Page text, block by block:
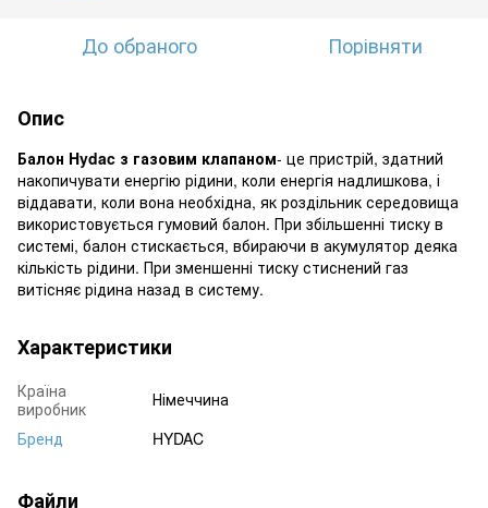
До обраного Порівняти
Опис
Балон Hydac з газовим клапаном- це пристрій, здатний
накопичувати енергію рідини, коли енергія надлишкова, і
віддавати, коли вона необхідна, як роздільник середовища
використовується гумовий балон. При збільшенні тиску в
системі, балон стискається, вбираючи в акумулятор деяка
кількість рідини. При зменшенні тиску стиснений газ
витісняє рідина назад в систему.
Характеристики
Країна
виробник
Німеччина
Бренд
HYDAC
Файли